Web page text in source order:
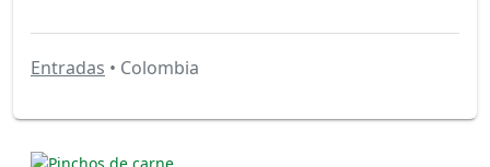
Entradas • Colombia